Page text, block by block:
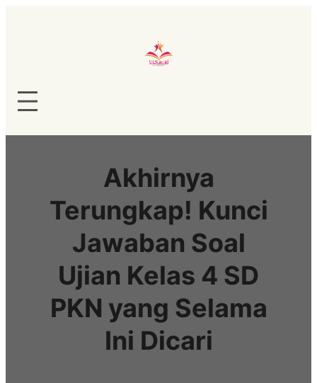
Akhirnya
Terungkap! Kunci
Jawaban Soal
Ujian Kelas 4 SD
PKN yang Selama
Ini Dicari